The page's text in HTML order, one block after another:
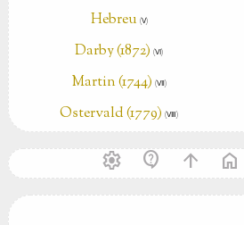
Hebreu (Ⅴ)
Darby (1872) (Ⅵ)
Martin (1744) (Ⅶ)
Ostervald (1779) (Ⅷ)
settings contact_support arrow_upward home